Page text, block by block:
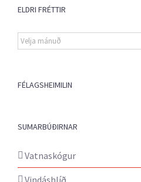
ELDRI FRÉTTIR
Eldri
fréttir
FÉLAGSHEIMILIN
SUMARBÚÐIRNAR
Vatnaskógur
Vindáshlíð